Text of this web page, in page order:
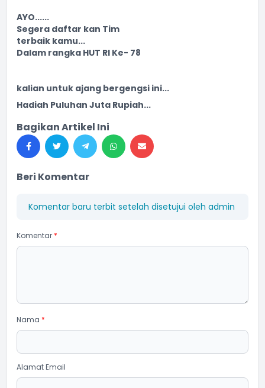
AYO......
Segera daftar kan Tim
terbaik kamu...
Dalam rangka HUT RI Ke- 78
kalian untuk ajang bergengsi ini...
Hadiah Puluhan Juta Rupiah...
Bagikan Artikel Ini
Beri Komentar
Komentar baru terbit setelah disetujui oleh admin
Komentar *
Nama *
Alamat Email